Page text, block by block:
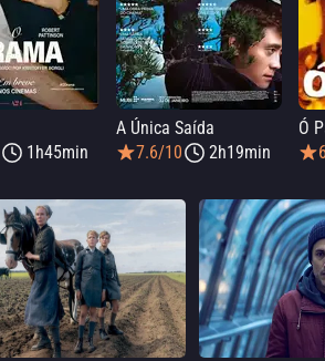
1h45min
A Única Saída
7.6/10
2h19min
Ó